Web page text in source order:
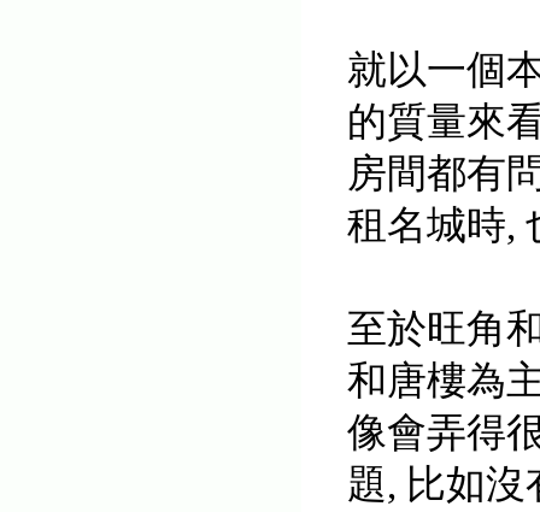
就以一個
的質量來
房間都有
租名城時,
至於旺角
和唐樓為
像會弄得
題, 比如